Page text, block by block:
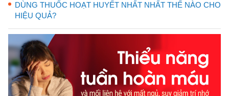
DÙNG THUỐC HOẠT HUYẾT NHẤT NHẤT THẾ NÀO CHO
HIỆU QUẢ?